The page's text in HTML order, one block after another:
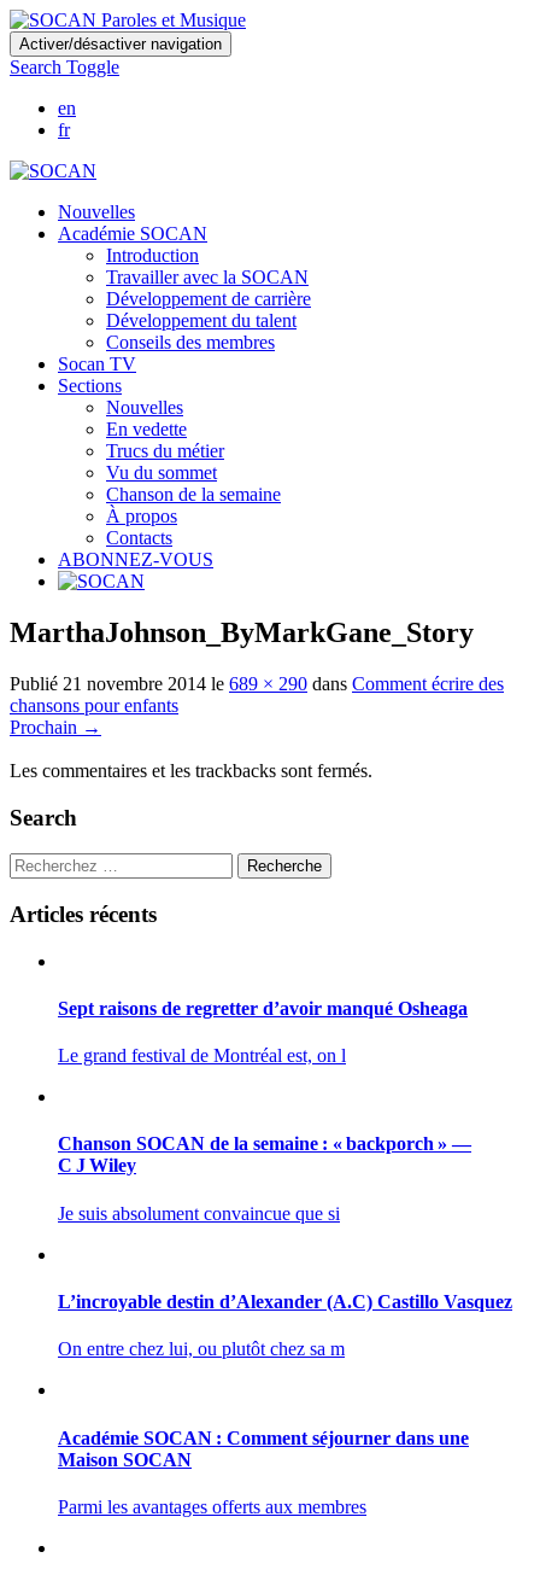
Skip
to
main
content
Activer/désactiver navigation
Search Toggle
en
fr
Nouvelles
Académie SOCAN
Introduction
Travailler avec la SOCAN
Développement de carrière
Développement du talent
Conseils des membres
Socan TV
Sections
Nouvelles
En vedette
Trucs du métier
Vu du sommet
Chanson de la semaine
À propos
Contacts
ABONNEZ-VOUS
MarthaJohnson_ByMarkGane_Story
Publié 21 novembre 2014 le 689 × 290 dans Comment écrire des
chansons pour enfants
Prochain →
Les commentaires et les trackbacks sont fermés.
Search
Recherche
Articles récents
Sept raisons de regretter d’avoir manqué Osheaga
Le grand festival de Montréal est, on l
Chanson SOCAN de la semaine : « backporch » —
C J Wiley
Je suis absolument convaincue que si
L’incroyable destin d’Alexander (A.C) Castillo Vasquez
On entre chez lui, ou plutôt chez sa m
Académie SOCAN : Comment séjourner dans une
Maison SOCAN
Parmi les avantages offerts aux membres